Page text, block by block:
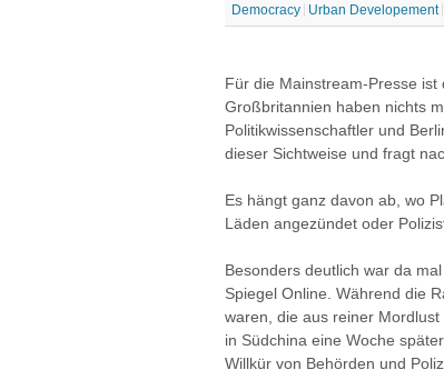
Democracy
Urban Developement
Für die Mainstream-Presse
Großbritannien haben nichts
Politikwissenschaftler und
dieser Sichtweise und fragt
Es hängt ganz davon ab, wo
Läden angezündet oder
Besonders deutlich war da
Spiegel Online. Während die
waren, die aus reiner
in Südchina eine Woche
Willkür von Behörden und